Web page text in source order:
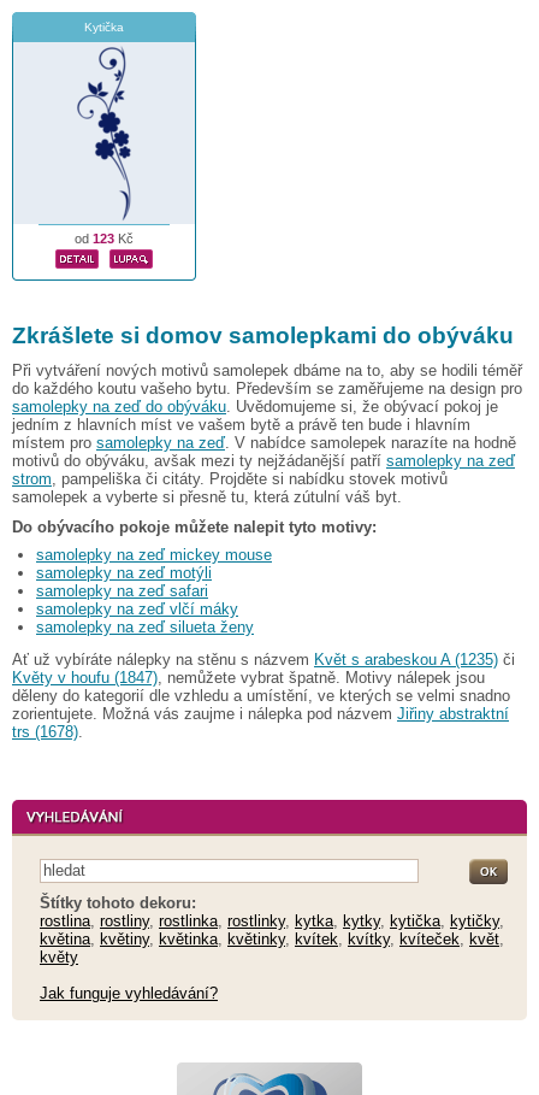
Kytička
od 123 Kč
Zkrášlete si domov samolepkami do obýváku
Při vytváření nových motivů samolepek dbáme na to, aby se hodili téměř
do každého koutu vašeho bytu. Především se zaměřujeme na design pro
samolepky na zeď do obýváku . Uvědomujeme si, že obývací pokoj je
jedním z hlavních míst ve vašem bytě a právě ten bude i hlavním
místem pro samolepky na zeď. V nabídce samolepek narazíte na hodně
motivů do obýváku, avšak mezi ty nejžádanější patří samolepky na zeď
strom , pampeliška či citáty. Projděte si nabídku stovek motivů
samolepek a vyberte si přesně tu, která zútulní váš byt.
Do obývacího pokoje můžete nalepit tyto motivy:
samolepky na zeď mickey mouse
samolepky na zeď motýli
samolepky na zeď safari
samolepky na zeď vlčí máky
samolepky na zeď silueta ženy
Ať už vybíráte nálepky na stěnu s názvem Květ s arabeskou A (1235) či
Květy v houfu (1847) , nemůžete vybrat špatně. Motivy nálepek jsou
děleny do kategorií dle vzhledu a umístění, ve kterých se velmi snadno
zorientujete. Možná vás zaujme i nálepka pod názvem Jiřiny abstraktní
trs (1678)
Štítky tohoto dekoru:
rostlina rostliny, rostlinka rostlinky, kytka kytky, kytička kytičky,
květina
květiny, květinka květinky, kvítek kvítky, kvíteček květ
květy
Jak funguje vyhledávání?